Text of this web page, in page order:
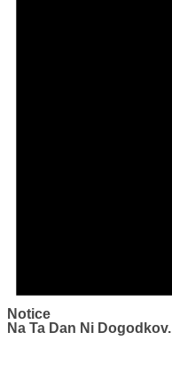
Notice
Na Ta Dan Ni Dogodkov.